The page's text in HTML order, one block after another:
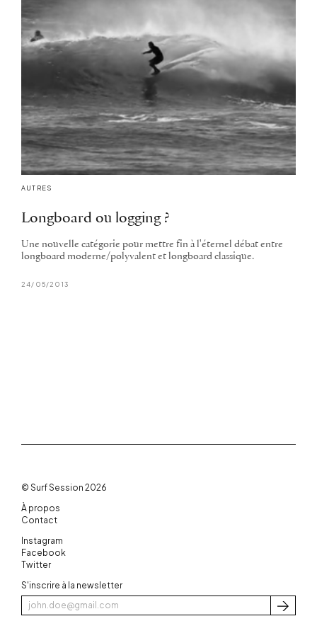
AUTRES
Longboard ou logging ?
Une nouvelle catégorie pour mettre fin à l'éternel débat entre
longboard moderne/polyvalent et longboard classique.
24/05/2013
© Surf Session 2026
À propos
Contact
Instagram
Facebook
Twitter
S'inscrire à la newsletter